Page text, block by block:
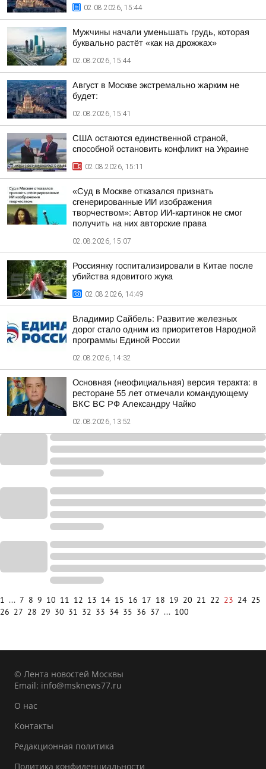
02.08.2026, 15:44
Мужчины начали уменьшать грудь, которая
буквально растёт «как на дрожжах»
02.08.2026, 15:44
Август в Москве экстремально жарким не
будет:
02.08.2026, 15:41
США остаются единственной страной,
способной остановить конфликт на Украине
02.08.2026, 15:11
«Суд в Москве отказался признать
сгенерированные ИИ изображения
творчеством»: Автор ИИ-картинок не смог
получить на них авторские права
02.08.2026, 15:07
Россиянку госпитализировали в Китае после
убийства ядовитого жука
02.08.2026, 14:49
Владимир Сайбель: Развитие железных
дорог стало одним из приоритетов Народной
программы Единой России
02.08.2026, 14:32
Основная (неофициальная) версия теракта: в
ресторане 55 лет отмечали командующему
ВКС ВС РФ Александру Чайко
02.08.2026, 13:52
1 ... 7 8 9 10 11 12 13 14 15 16 17 18 19 20 21 22 23 24 25
26 27 28 29 30 31 32 33 34 35 36 37 ... 100
© Лента новостей Москвы
Email: info@msknews77.ru
О нас
Контакты
Редакционная политика
Политика конфиденциальности